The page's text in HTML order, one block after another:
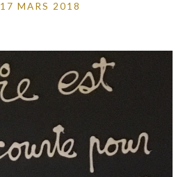
17 MARS 2018